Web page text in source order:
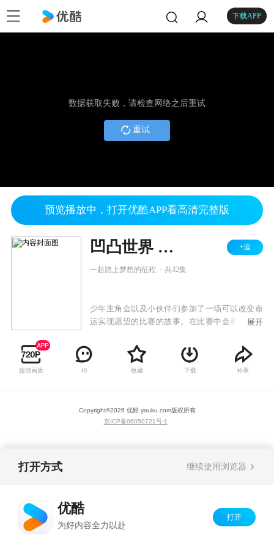
下载APP
数据获取失败，请检查网络之后重试
重试
预览播放中，打开优酷APP看高清完整版
凹凸世界 第一季 +追
一起踏上梦想的征程 共32集
少年主角金以及小伙伴们参加了一场可以改变命
运实现愿望的比赛的故事。在比赛中金和他的小
一个敌人，来到了异常强大的对手面前，他们的
命运将会如何发展？随着大赛中各怀心思的参赛
者们之间的角逐，比赛的走向又会发生哪些改变
展开
超清画质 40 收藏 下载 分享
Copyright©2026 优酷 youku.com版权所有
京ICP备06050721号-1
打开方式 继续使用浏览器
优酷
为好内容全力以赴
打开